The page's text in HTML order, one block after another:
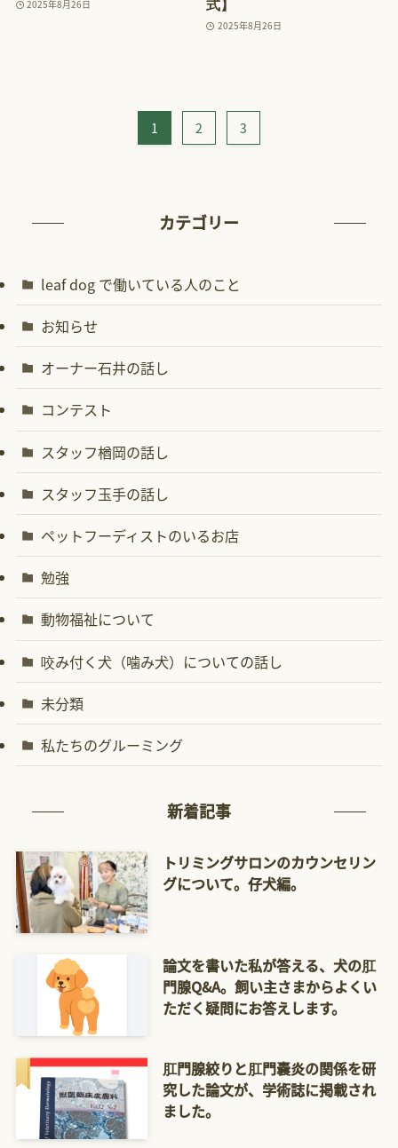
2025年8月26日 式】
2025年8月26日
1 2 3
カテゴリー
leaf dog で働いている人のこと
お知らせ
オーナー石井の話し
コンテスト
スタッフ楢岡の話し
スタッフ玉手の話し
ペットフーディストのいるお店
勉強
動物福祉について
咬み付く犬（噛み犬）についての話し
未分類
私たちのグルーミング
新着記事
トリミングサロンのカウンセリン
グについて。仔犬編。
論文を書いた私が答える、犬の肛
門腺Q&A。飼い主さまからよくい
ただく疑問にお答えします。
肛門腺絞りと肛門嚢炎の関係を研
究した論文が、学術誌に掲載され
ました。